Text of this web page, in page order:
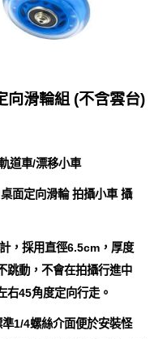
向滑輪組 (不含雲台)
道車/漂移小車
面定向滑輪 拍攝小車 攝
，採用直徑6.5cm，厚度
跳動，不會在拍攝行進中
右45角度定向行走。
1/4螺絲介面便於安裝怪